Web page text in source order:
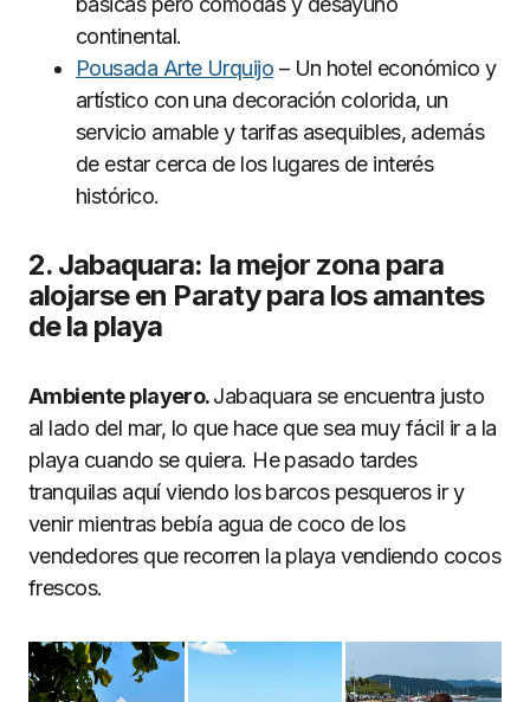
continental.
Pousada Arte Urquijo – Un hotel económico y
artístico con una decoración colorida, un
servicio amable y tarifas asequibles, además
de estar cerca de los lugares de interés
histórico.
2. Jabaquara: la mejor zona para
alojarse en Paraty para los amantes
de la playa
Ambiente playero.Jabaquara se encuentra justo
al lado del mar, lo que hace que sea muy fácil ir a la
playa cuando se quiera. He pasado tardes
tranquilas aquí viendo los barcos pesqueros ir y
venir mientras bebía agua de coco de los
vendedores que recorren la playa vendiendo cocos
frescos.